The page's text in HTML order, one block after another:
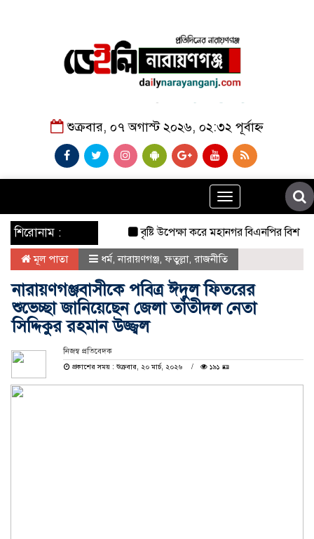
শুক্রবার, ০৭ অগাস্ট ২০২৬, ০২:৩২ পূর্বাহ্ন
Toggle
navigation
শিরোনাম : বৃষ্টি উপেক্ষা করে মহানগর বিএনপির বিশাল
মূল পাতা ধর্ম,নারায়ণগঞ্জ,ফতুল্লা, রাজনীতি
নারায়ণগঞ্জবাসীকে পবিত্র ঈদুল ফিতরের
শুভেচ্ছা জানিয়েছেন জেলা তাঁতীদল নেতা
সিদ্দিকুর রহমান উজ্জ্বল
নিজস্ব প্রতিবেদক
প্রকাশের সময় : শুক্রবার, ২০ মার্চ, ২০২৬
১৯১ 🪪